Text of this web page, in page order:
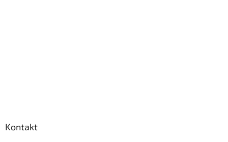
Kontakt